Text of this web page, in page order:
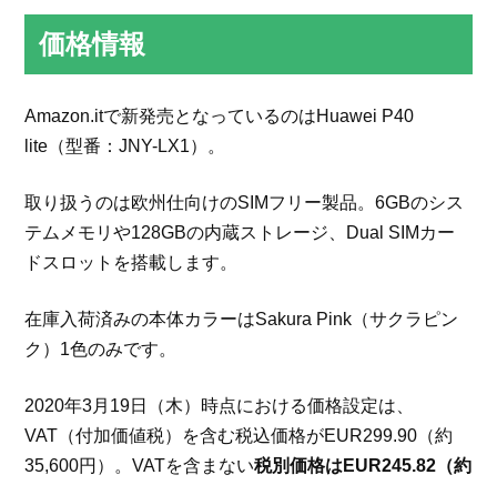
価格情報
Amazon.itで新発売となっているのはHuawei P40
lite（型番：JNY-LX1）。
取り扱うのは欧州仕向けのSIMフリー製品。6GBのシス
テムメモリや128GBの内蔵ストレージ、Dual SIMカー
ドスロットを搭載します。
在庫入荷済みの本体カラーはSakura Pink（サクラピン
ク）1色のみです。
2020年3月19日（木）時点における価格設定は、
VAT（付加価値税）を含む税込価格がEUR299.90（約
35,600円）。VATを含まない税別価格はEUR245.82（約